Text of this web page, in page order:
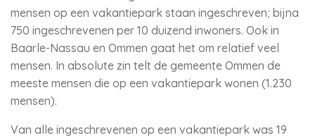
mensen op een vakantiepark staan ingeschreven; bijna
750 ingeschrevenen per 10 duizend inwoners. Ook in
Baarle-Nassau en Ommen gaat het om relatief veel
mensen. In absolute zin telt de gemeente Ommen de
meeste mensen die op een vakantiepark wonen (1.230
mensen).
Van alle ingeschrevenen op een vakantiepark was 19